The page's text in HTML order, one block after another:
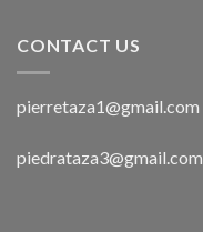
CONTACT US
pierretaza1@gmail.com
piedrataza3@gmail.com